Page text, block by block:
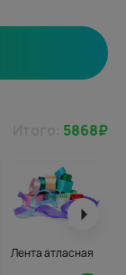
5868₽
Лента атласная